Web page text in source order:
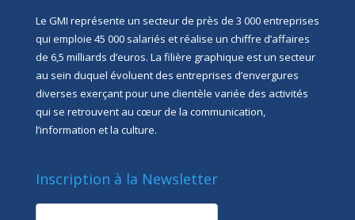
Le GMI représente un secteur de près de 3 000 entreprises
qui emploie 45 000 salariés et réalise un chiffre d’affaires
de 6,5 milliards d’euros. La filière graphique est un secteur
au sein duquel évoluent des entreprises d’envergures
diverses exerçant pour une clientèle variée des activités
qui se retrouvent au cœur de la communication,
l’information et la culture.
Inscription à la Newsletter
newsletter